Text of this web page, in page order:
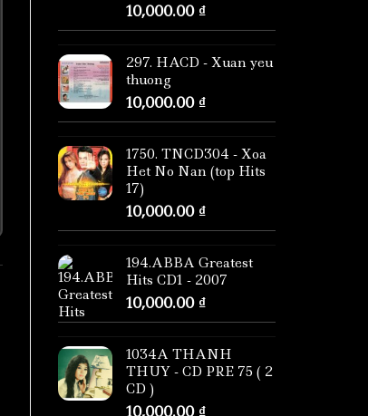
10,000.00 ₫
297. HACD - Xuan yeu
thuong
10,000.00 ₫
1750. TNCD304 - Xoa
Het No Nan (top Hits
17)
10,000.00 ₫
194.ABBA Greatest
Hits CD1 - 2007
10,000.00 ₫
1034A THANH
THUY - CD PRE 75 ( 2
CD )
10,000.00 ₫